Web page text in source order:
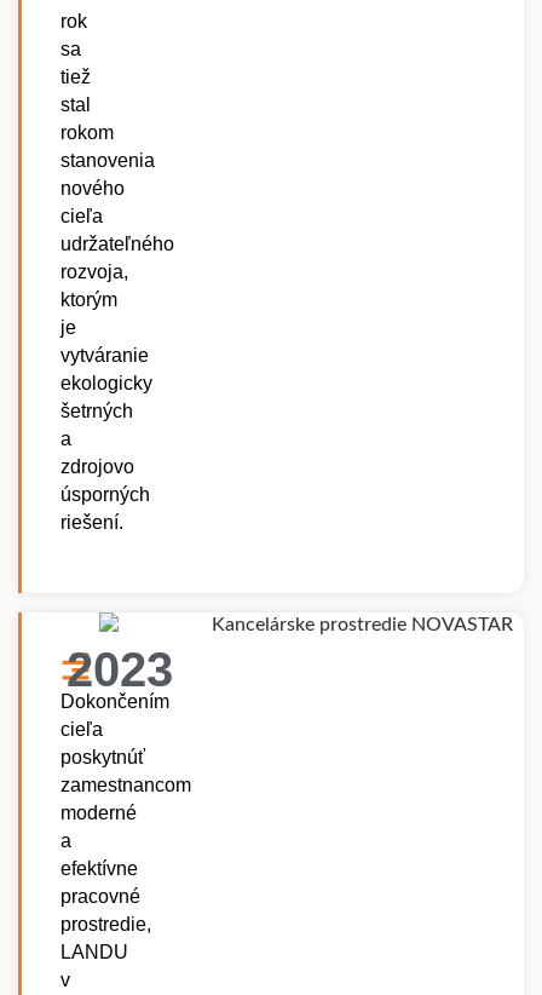
rok
sa
tiež
stal
rokom
stanovenia
nového
cieľa
udržateľného
rozvoja,
ktorým
je
vytváranie
ekologicky
šetrných
a
zdrojovo
úsporných
riešení.
2023
Dokončením
cieľa
poskytnúť
zamestnancom
moderné
a
efektívne
pracovné
prostredie,
LANDU
v